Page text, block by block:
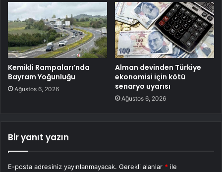
Kemikli Rampaları’nda
Bayram Yoğunluğu
Ağustos 6, 2026
Alman devinden Türkiye
ekonomisi için kötü
senaryo uyarısı
Ağustos 6, 2026
Bir yanıt yazın
E-posta adresiniz yayınlanmayacak. Gerekli alanlar * ile